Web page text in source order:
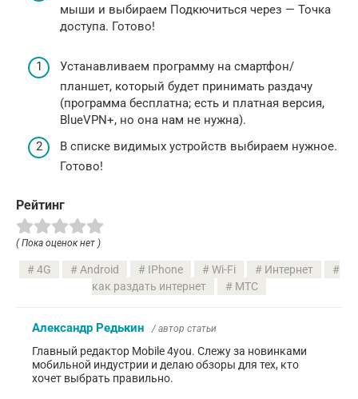
мыши и выбираем Подкючиться через — Точка
доступа. Готово!
Устанавливаем программу на смартфон/
планшет, который будет принимать раздачу
(программа бесплатна; есть и платная версия,
BlueVPN+, но она нам не нужна).
В списке видимых устройств выбираем нужное.
Готово!
Рейтинг
( Пока оценок нет )
4G Android IPhone Wi-Fi
Интернет
как раздать интернет
МТС
Александр Редькин / автор статьи
Главный редактор Mobile 4you. Слежу за новинками
мобильной индустрии и делаю обзоры для тех, кто
хочет выбрать правильно.